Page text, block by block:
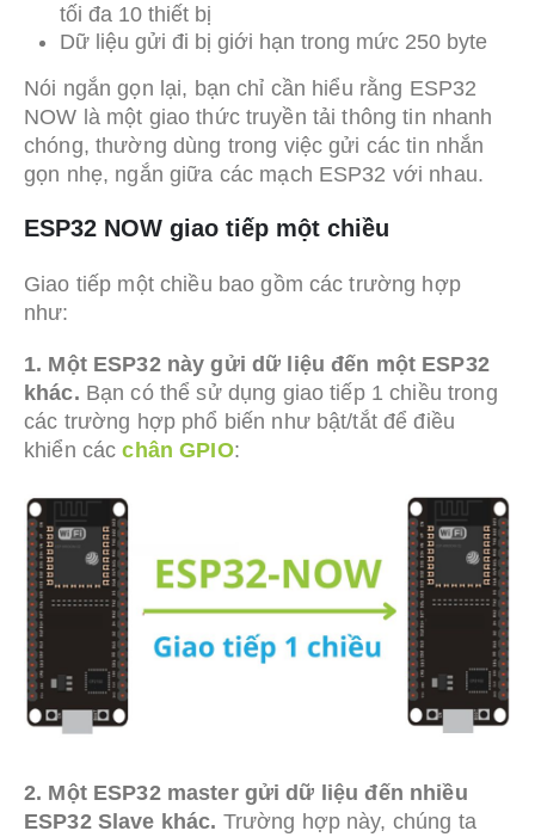
tối đa 10 thiết bị
Dữ liệu gửi đi bị giới hạn trong mức 250 byte
Nói ngắn gọn lại, bạn chỉ cần hiểu rằng ESP32
NOW là một giao thức truyền tải thông tin nhanh
chóng, thường dùng trong việc gửi các tin nhắn
gọn nhẹ, ngắn giữa các mạch ESP32 với nhau.
ESP32 NOW giao tiếp một chiều
Giao tiếp một chiều bao gồm các trường hợp
như:
1. Một ESP32 này gửi dữ liệu đến một ESP32
khác. Bạn có thể sử dụng giao tiếp 1 chiều trong
các trường hợp phổ biến như bật/tắt để điều
khiển cácchân GPIO:
2. Một ESP32 master gửi dữ liệu đến nhiều
ESP32 Slave khác. Trường hợp này, chúng ta